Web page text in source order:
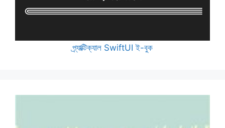
প্র্যাক্টিক্যাল SwiftUI ই-বুক